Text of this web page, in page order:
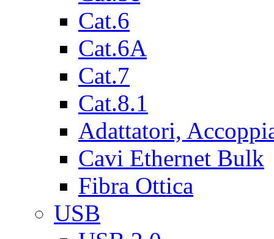
Cat.6
Cat.6A
Cat.7
Cat.8.1
Adattatori,
Cavi Ethernet Bulk
Fibra Ottica
USB